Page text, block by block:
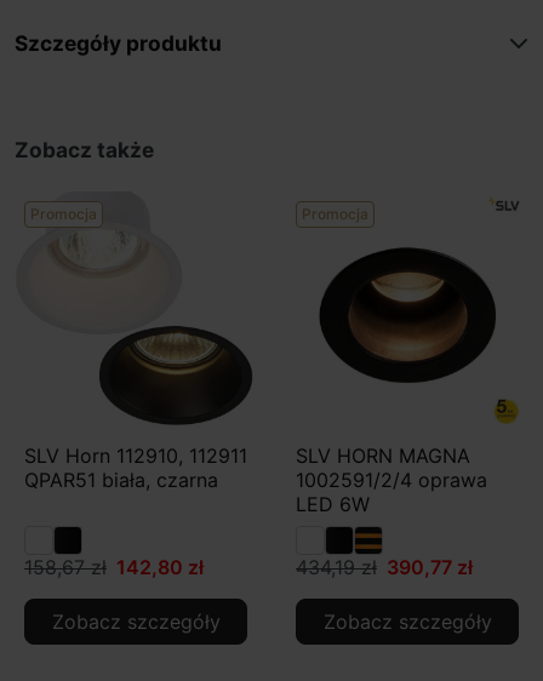
Szczegóły produktu
Zobacz także
Promocja
SLV Horn 112910, 112911
QPAR51 biała, czarna
158,67 zł 142,80 zł
Zobacz szczegóły
Promocja
SLV HORN MAGNA
1002591/2/4 oprawa
LED 6W
434,19 zł 390,77 zł
Zobacz szczegóły